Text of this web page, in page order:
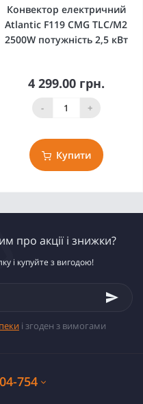
Конвектор електричний
Atlantic F119 CMG TLC/M2
2500W потужність 2,5 кВт
4 299.00 грн.
- +
Купити
про акції і знижки?
і купуйте з вигодою!
і згоден з вимогами
754